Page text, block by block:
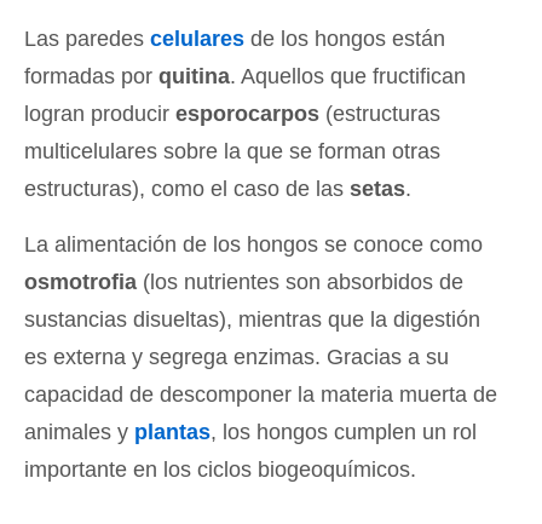
Las paredes celulares de los hongos están
formadas por quitina. Aquellos que fructifican
logran producir esporocarpos (estructuras
multicelulares sobre la que se forman otras
estructuras), como el caso de las setas.
La alimentación de los hongos se conoce como
osmotrofia (los nutrientes son absorbidos de
sustancias disueltas), mientras que la digestión
es externa y segrega enzimas. Gracias a su
capacidad de descomponer la materia muerta de
animales y plantas, los hongos cumplen un rol
importante en los ciclos biogeoquímicos.